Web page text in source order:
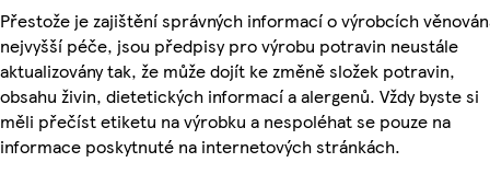
Přestože je zajištění správných informací o výrobcích
nejvyšší péče, jsou předpisy pro výrobu potravin neustále
aktualizovány tak, že může dojít ke změně složek potravin,
obsahu živin, dietetických informací a alergenů. Vždy byste si
měli přečíst etiketu na výrobku a nespoléhat se pouze na
informace poskytnuté na internetových stránkách.